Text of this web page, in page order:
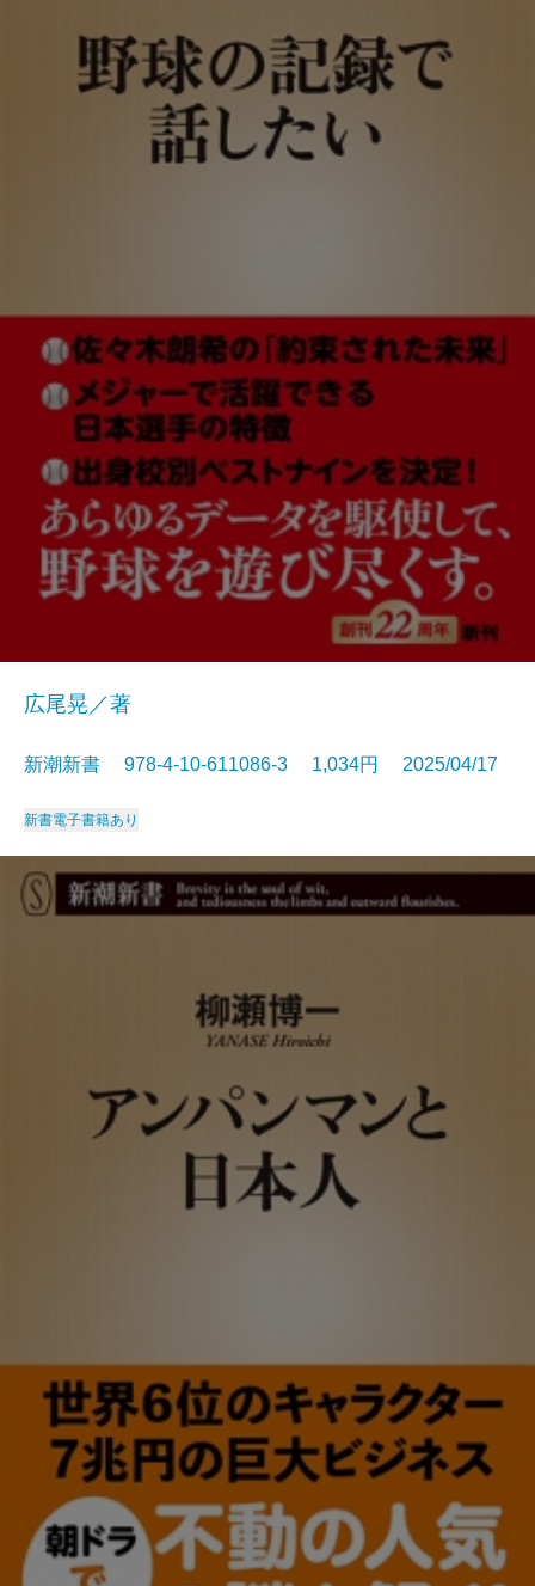
広尾晃／著
新潮新書 978-4-10-611086-3 1,034円 2025/04/17
新書電子書籍あり